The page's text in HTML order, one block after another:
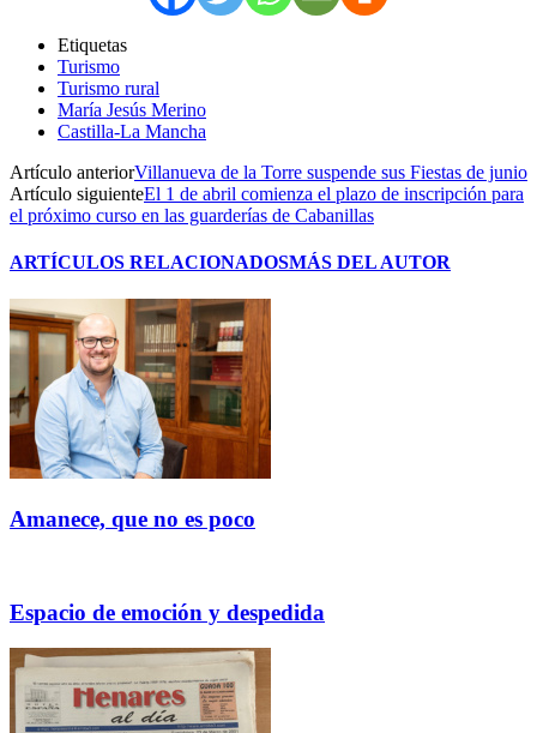
Etiquetas
Turismo
Turismo rural
María Jesús Merino
Castilla-La Mancha
Artículo anteriorVillanueva de la Torre suspende sus Fiestas de junio
Artículo siguienteEl 1 de abril comienza el plazo de inscripción para
el próximo curso en las guarderías de Cabanillas
ARTÍCULOS RELACIONADOSMÁS DEL AUTOR
Amanece, que no es poco
Espacio de emoción y despedida